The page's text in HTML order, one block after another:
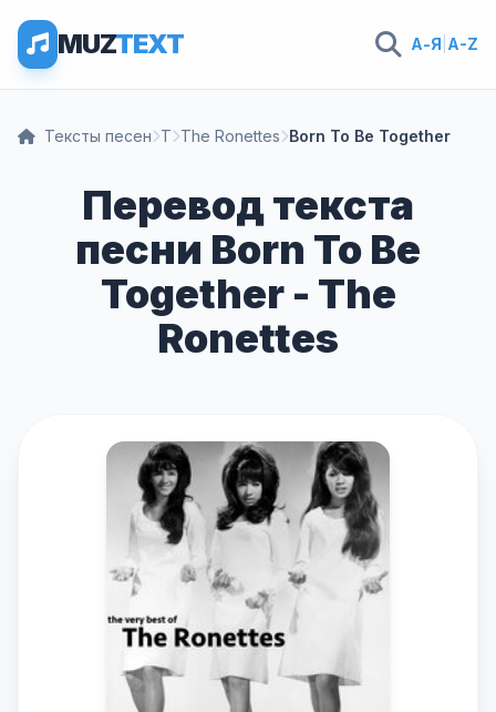
MUZTEXT А-Я A-Z
Тексты песен T The Ronettes Born To Be Together
Перевод текста
песни Born To Be
Together - The
Ronettes